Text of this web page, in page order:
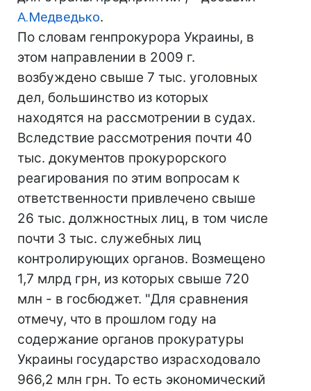
А.Медведько.
По словам генпрокурора Украины, в
этом направлении в 2009 г.
возбуждено свыше 7 тыс. уголовных
дел, большинство из которых
находятся на рассмотрении в судах.
Вследствие рассмотрения почти 40
тыс. документов прокурорского
реагирования по этим вопросам к
ответственности привлечено свыше
26 тыс. должностных лиц, в том числе
почти 3 тыс. служебных лиц
контролирующих органов. Возмещено
1,7 млрд грн, из которых свыше 720
млн - в госбюджет. "Для сравнения
отмечу, что в прошлом году на
содержание органов прокуратуры
Украины государство израсходовало
966,2 млн грн. То есть экономический